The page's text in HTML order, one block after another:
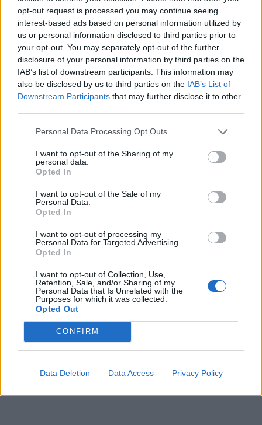
opt-out request is processed you may continue seeing
interest-based ads based on personal information utilized by
us or personal information disclosed to third parties prior to
your opt-out. You may separately opt-out of the further
disclosure of your personal information by third parties on the
IAB’s list of downstream participants. This information may
also be disclosed by us to third parties on the IAB’s List of
Downstream Participants that may further disclose it to other
Personal Data Processing Opt Outs
I want to opt-out of the Sharing of my
personal data.
Opted In
I want to opt-out of the Sale of my
Personal Data.
Opted In
I want to opt-out of processing my
Personal Data for Targeted Advertising.
Opted In
I want to opt-out of Collection, Use,
Retention, Sale, and/or Sharing of my
Personal Data that Is Unrelated with the
Purposes for which it was collected.
Opted Out
CONFIRM
Data Deletion Data Access Privacy Policy
In evidenza